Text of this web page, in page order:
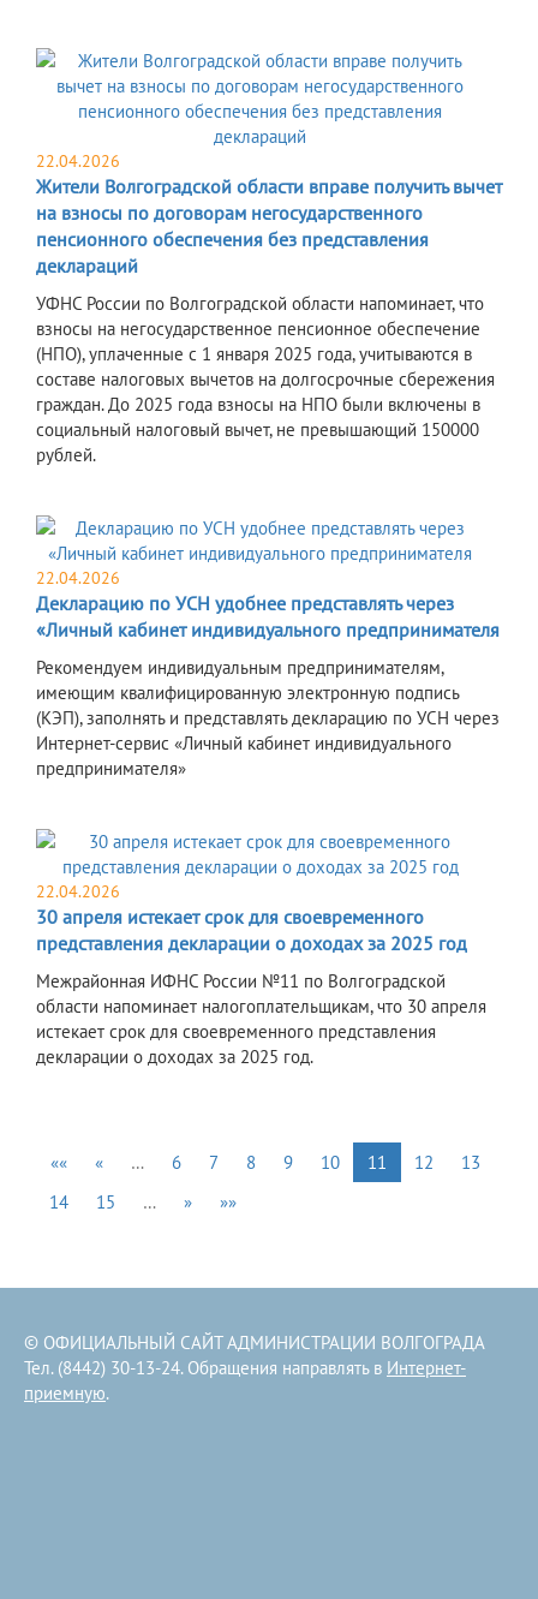
22.04.2026
Жители Волгоградской области вправе получить вычет
на взносы по договорам негосударственного
пенсионного обеспечения без представления
деклараций
УФНС России по Волгоградской области напоминает, что
взносы на негосударственное пенсионное обеспечение
(НПО), уплаченные с 1 января 2025 года, учитываются в
составе налоговых вычетов на долгосрочные сбережения
граждан. До 2025 года взносы на НПО были включены в
социальный налоговый вычет, не превышающий 150000
рублей.
22.04.2026
Декларацию по УСН удобнее представлять через
«Личный кабинет индивидуального предпринимателя
Рекомендуем индивидуальным предпринимателям,
имеющим квалифицированную электронную подпись
(КЭП), заполнять и представлять декларацию по УСН через
Интернет-сервис «Личный кабинет индивидуального
предпринимателя»
22.04.2026
30 апреля истекает срок для своевременного
представления декларации о доходах за 2025 год
Межрайонная ИФНС России №11 по Волгоградской
области напоминает налогоплательщикам, что 30 апреля
истекает срок для своевременного представления
декларации о доходах за 2025 год.
«« « … 6 7 8 9 10 11 12
13
14
15 … » »»
© ОФИЦИАЛЬНЫЙ САЙТ АДМИНИСТРАЦИИ ВОЛГОГРАДА
Тел. (8442) 30-13-24. Обращения направлять в Интернет-
приемную.